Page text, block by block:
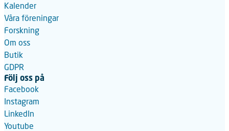
Kalender
Våra föreningar
Forskning
Om oss
Butik
GDPR
Följ oss på
Facebook
Instagram
LinkedIn
Youtube